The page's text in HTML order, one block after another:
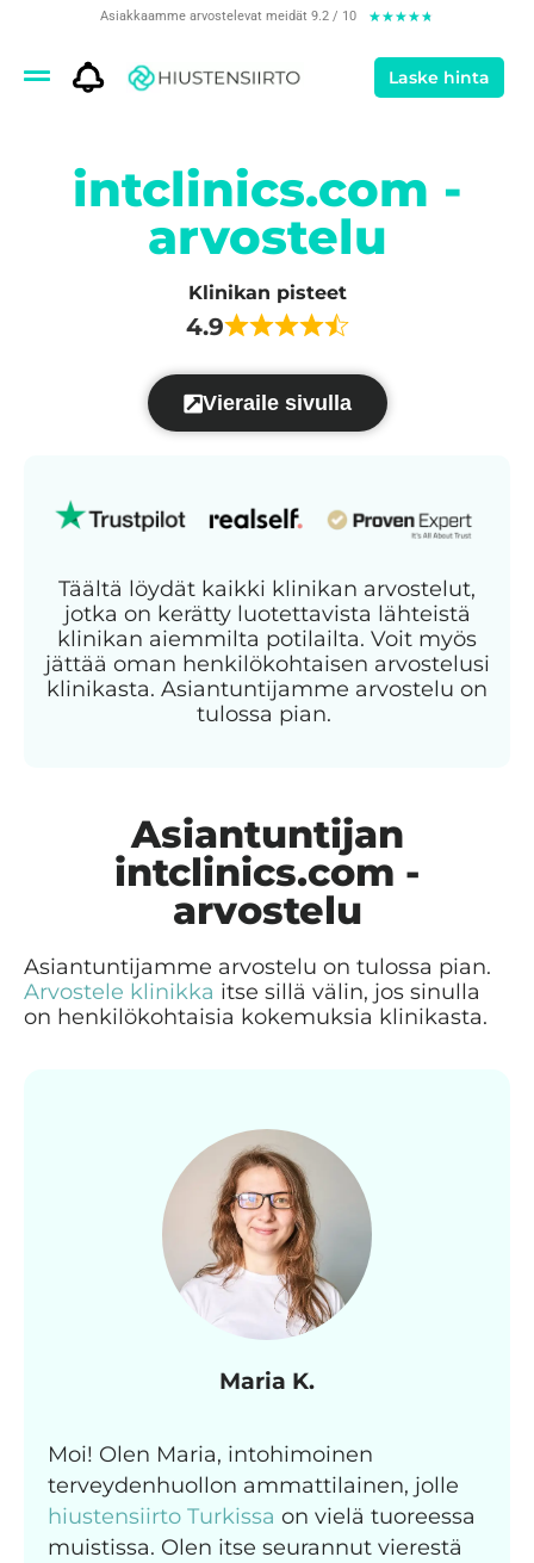
Asiakkaamme arvostelevat meidät 9.2 / 10 ★★★★★
Laske hinta
intclinics.com -
arvostelu
Klinikan pisteet
4.9
Vieraile sivulla
Täältä löydät kaikki klinikan arvostelut,
jotka on kerätty luotettavista lähteistä
klinikan aiemmilta potilailta. Voit myös
jättää oman henkilökohtaisen arvostelusi
klinikasta. Asiantuntijamme arvostelu on
tulossa pian.
Asiantuntijan
intclinics.com -
arvostelu
Asiantuntijamme arvostelu on tulossa pian.
Arvostele klinikka itse sillä välin, jos sinulla
on henkilökohtaisia kokemuksia klinikasta.
Maria K.
Moi! Olen Maria, intohimoinen
terveydenhuollon ammattilainen, jolle
hiustensiirto Turkissa on vielä tuoreessa
muistissa. Olen itse seurannut vierestä